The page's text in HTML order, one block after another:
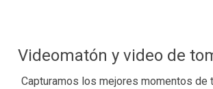
Videomatón y video de
Capturamos los mejores momentos de